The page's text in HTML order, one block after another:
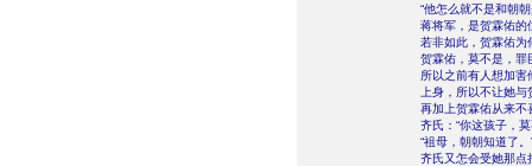
“他怎么就不是和朝
蒋将军，是贺霖佑的
若非如此，贺霖佑为
贺霖佑，莫不是，罪
所以之前有人想加
上身，所以不让她
再加上贺霖佑从来不
齐氏：“你这孩子，
“祖母，朝朝知道了
齐氏又怎会受她那点